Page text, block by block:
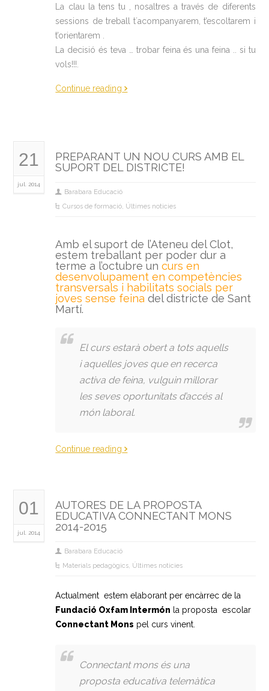
La clau la tens tu , nosaltres a través de diferents
sessions de treball t´acompanyarem, t’escoltarem i
t’orientarem .
La decisió és teva … trobar feina és una feina .. si tu
vols!!!.
Continue reading
21
jul. 2014
PREPARANT UN NOU CURS AMB EL
SUPORT DEL DISTRICTE!
Barabara Educació
Cursos de formació, Últimes noticies
Amb el suport de l’Ateneu del Clot,
estem treballant per poder dur a
terme a l’octubre uncurs en
desenvolupament en competències
transversals i habilitats socials per
joves sense feina del districte de Sant
Martí.
El curs estarà obert a tots aquells
i aquelles joves que en recerca
activa de feina, vulguin millorar
les seves oportunitats d’accés al
món laboral.
Continue reading
01
jul. 2014
AUTORES DE LA PROPOSTA
EDUCATIVA CONNECTANT MONS
2014-2015
Barabara Educació
Materials pedagògics, Últimes noticies
Actualment estem elaborant per encàrrec de la
Fundació Oxfam Intermón la proposta escolar
Connectant Mons pel curs vinent.
Connectant mons és una
proposta educativa telemàtica